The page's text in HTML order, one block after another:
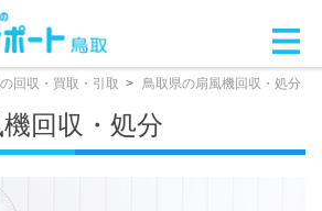
回収・買取・引取 鳥取県の扇風機回収・処分
回収・処分